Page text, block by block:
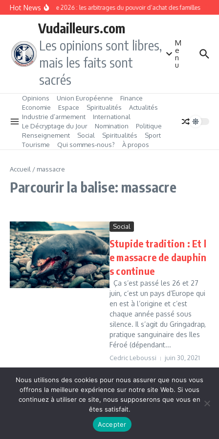
Aller au contenu
Hot NewsRentrée 2026 : les arbitrages du pouvoir d’achat des familles
Vudailleurs.com
Les opinions sont libres,
mais les faits sont
sacrés
M
e
n
u
Opinions Union Européenne
Finance
Economie
Espace Spiritualités
Actualités
Industrie d’armement
International
Le Décryptage du Jour
Nomination
Politique
Renseignement
Social Spiritualités
Sport
Tourisme
Qui sommes‑nous? À propos
Accueil / massacre
Parcourir la balise: massacre
Social
Stupide tradition : Et l
e massacre de dauphin
s continue
Ça s’est passé les 26 et 27
juin, c’est un pays d’Europe qui
en est à l’origine et c’est
chaque année passé sous
silence. Il s’agit du Gringadrap,
pratique sanguinaire des Iles
Féroé (dépendant...
Cedric Leboussi juin 30, 2021
Read More
Copyright © 2026 Vudailleurs.com | Réalisé par
Magazine
d'actualités X
Nous utilisons des cookies pour nous assurer que nous vous
offrons la meilleure expérience sur notre site Web. Si vous
continuez à utiliser ce site, nous supposerons que vous en
êtes satisfait.
Accepter